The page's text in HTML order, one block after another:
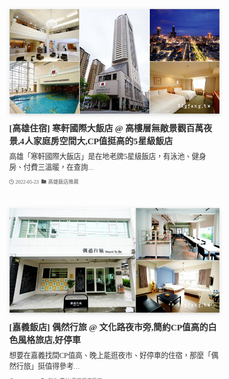
[高雄住宿] 寒軒國際大飯店 @ 高樓層無敵景觀百萬夜
景,4人家庭房空間大,CP值挺高的5星級飯店
高雄「寒軒國際大飯店」是在地老牌5星級飯店，有泳池、健身
房、付費三溫暖，在查詢...
2022-05-23 高雄飯店推薦
[嘉義飯店] 偶然行旅 @ 文化路夜市旁,簡約CP值高的白
色風格旅店,好停車
想要在嘉義找間CP值高、晚上能逛夜市、好停車的住宿，那麼「偶
然行旅」挺值得參考...